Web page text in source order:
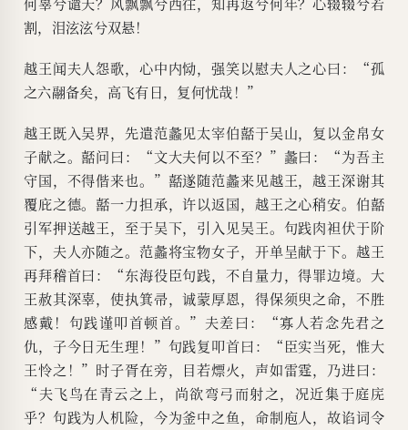
割，泪泫泫兮双悬！
越王闻夫人怨歌，心中内恸，强笑以慰夫人之心曰：“孤
之六翮备矣，高飞有日，复何忧哉！”
越王既入吴界，先遣范蠡见太宰伯嚭于吴山，复以金帛女
子献之。嚭问曰：“文大夫何以不至？”蠡曰：“为吾主
守国，不得偕来也。”嚭遂随范蠡来见越王，越王深谢其
覆庇之德。嚭一力担承，许以返国，越王之心稍安。伯嚭
引军押送越王，至于吴下，引入见吴王。句践肉袒伏于阶
下，夫人亦随之。范蠡将宝物女子，开单呈献于下。越王
再拜稽首曰：“东海役臣句践，不自量力，得罪边境。大
王赦其深辜，使执箕帚，诚蒙厚恩，得保须臾之命，不胜
感戴！句践谨叩首顿首。”夫差曰：“寡人若念先君之
仇，子今日无生理！”句践复叩首曰：“臣实当死，惟大
王怜之！”时子胥在旁，目若熛火，声如雷霆，乃进曰：
“夫飞鸟在青云之上，尚欲弯弓而射之，况近集于庭庑
乎？句践为人机险，今为釜中之鱼，命制庖人，故谄词令